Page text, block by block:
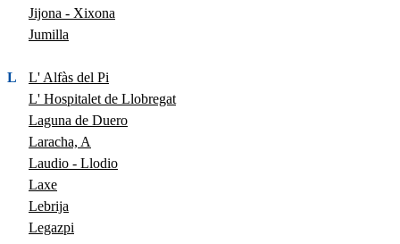
Jijona - Xixona
Jumilla
L
L' Alfàs del Pi
L' Hospitalet de Llobregat
Laguna de Duero
Laracha, A
Laudio - Llodio
Laxe
Lebrija
Legazpi